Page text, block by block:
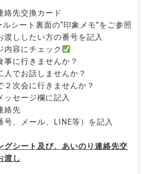
絡先交換カード
シート裏面の“印象メモ”をご参照
渡ししたい方の番号を記入
容にチェック
に行きませんか？
でお話しませんか？
次会に行きませんか？
セージ欄に記入
絡先
メール、LINE等）を記入
グシート及び、あいのり連絡先交
渡し